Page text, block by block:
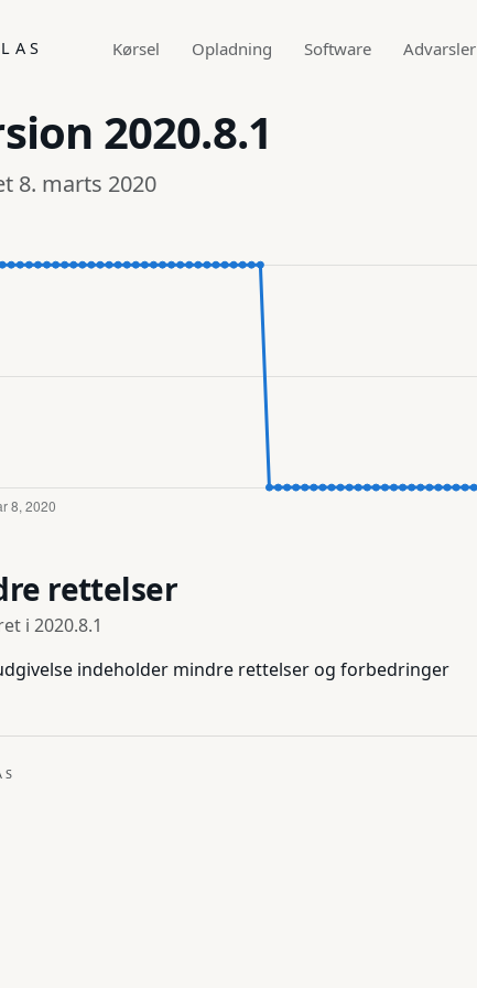
Kørsel Opladning Software Advarsler
2020.8.1
8. marts 2020
rettelser
i 2020.8.1
indeholder mindre rettelser og forbedringer